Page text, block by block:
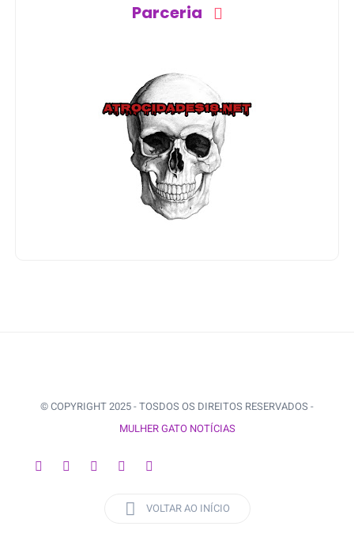
Parceria
© COPYRIGHT 2025 - TOSDOS OS DIREITOS RESERVADOS -
MULHER GATO NOTÍCIAS
VOLTAR AO INÍCIO